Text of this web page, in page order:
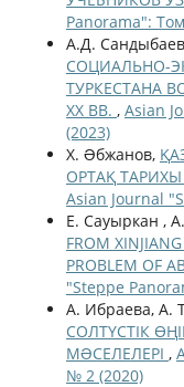
Panorama":
А.Д.
СОЦИАЛЬНО-
ТУРКЕСТАНА
ХХ ВВ. , Asian
(2023)
Х. Əбжанов,
ОРТАҚ
Asian Journal
Е. Сауыркан ,
FROM
PROBLEM OF
"Steppe
А. Ибраева, А.
СОЛТҮСТІК
МƏСЕЛЕЛЕРІ ,
№ 2 (2020)